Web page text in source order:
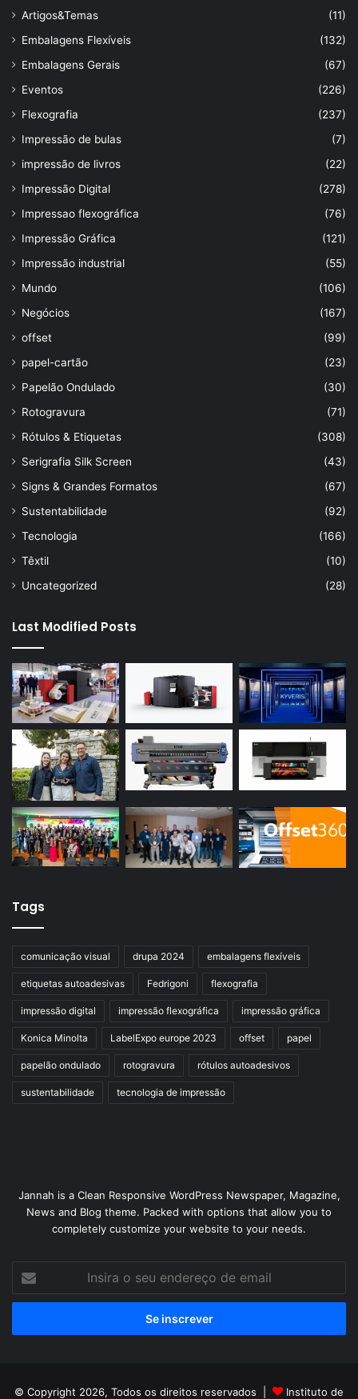
Artigos&Temas
(11)
Embalagens Flexíveis
(132)
Embalagens Gerais
(67)
Eventos
(226)
Flexografia
(237)
Impressão de bulas
(7)
impressão de livros
(22)
Impressão Digital
(278)
Impressao flexográfica
(76)
Impressão Gráfica
(121)
Impressão industrial
(55)
Mundo
(106)
Negócios
(167)
offset
(99)
papel-cartão
(23)
Papelão Ondulado
(30)
Rotogravura
(71)
Rótulos & Etiquetas
(308)
Serigrafia Silk Screen
(43)
Signs & Grandes Formatos
(67)
Sustentabilidade
(92)
Tecnologia
(166)
Têxtil
(10)
Uncategorized
(28)
Last Modified Posts
Tags
comunicação visual drupa 2024 embalagens flexíveis
etiquetas autoadesivas Fedrigoni flexografia
impressão digital impressão flexográfica impressão gráfica
Konica Minolta LabelExpo europe 2023 offset papel
papelão ondulado rotogravura rótulos autoadesivos
sustentabilidade tecnologia de impressão
Jannah is a Clean Responsive WordPress Newspaper, Magazine,
News and Blog theme. Packed with options that allow you to
completely customize your website to your needs.
seu
de
© Copyright 2026, Todos os direitos reservados | Instituto de